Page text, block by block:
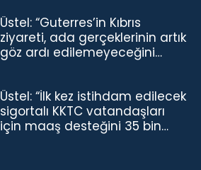
Üstel: “Guterres’in Kıbrıs
ziyareti, ada gerçeklerinin artık
göz ardı edilemeyeceğini
Üstel: “İlk kez istihdam edilecek
sigortalı KKTC vatandaşları
için maaş desteğini 35 bin